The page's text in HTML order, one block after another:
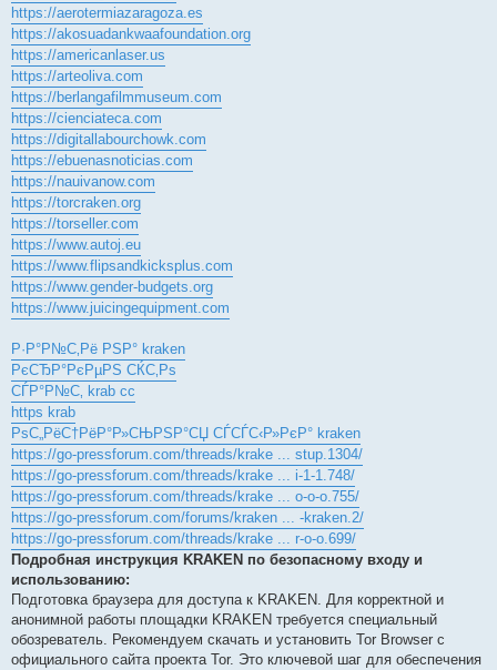
https://aerotermiazaragoza.es
https://akosuadankwaafoundation.org
https://americanlaser.us
https://arteoliva.com
https://berlangafilmmuseum.com
https://cienciateca.com
https://digitallabourchowk.com
https://ebuenasnoticias.com
https://nauivanow.com
https://torcraken.org
https://torseller.com
https://www.autoj.eu
https://www.flipsandkicksplus.com
https://www.gender-budgets.org
https://www.juicingequipment.com
Р·Р°Р№С‚Рё РЅР° kraken
РєСЂР°РєРµРЅ СЌС‚Рѕ
СЃР°Р№С‚ krab cc
https krab
РѕС„РёС†РёР°Р»СЊРЅР°СЏ СЃСЃС‹Р»РєР° kraken
https://go-pressforum.com/threads/krake ... stup.1304/
https://go-pressforum.com/threads/krake ... i-1-1.748/
https://go-pressforum.com/threads/krake ... o-o-o.755/
https://go-pressforum.com/forums/kraken ... -kraken.2/
https://go-pressforum.com/threads/krake ... r-o-o.699/
Подробная инструкция KRAKEN по безопасному входу и
использованию:
Подготовка браузера для доступа к KRAKEN. Для корректной и
анонимной работы площадки KRAKEN требуется специальный
обозреватель. Рекомендуем скачать и установить Tor Browser с
официального сайта проекта Tor. Это ключевой шаг для обеспечения